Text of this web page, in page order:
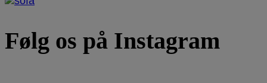
Følg os på Instagram